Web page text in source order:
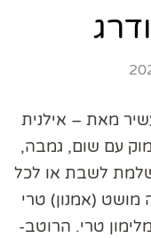
מאת – אילנית
עם שום, גמבה,
לשבת או לכל
הרכיבים- 4-5 פילה מושט (אמנון) טרי
טרי. הרוטב-